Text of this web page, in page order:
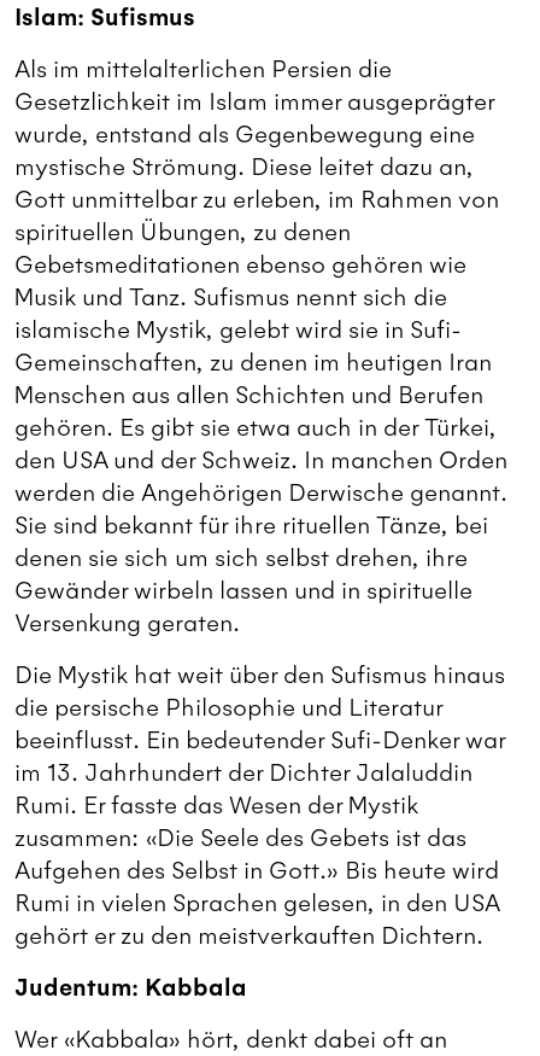
Islam: Sufismus
Als im mittelalterlichen Persien die
Gesetzlichkeit im Islam immer ausgeprägter
wurde, entstand als Gegenbewegung eine
mystische Strömung. Diese leitet dazu an,
Gott unmittelbar zu erleben, im Rahmen von
spirituellen Übungen, zu denen
Gebetsmeditationen ebenso gehören wie
Musik und Tanz. Sufismus nennt sich die
islamische Mystik, gelebt wird sie in Sufi-
Gemeinschaften, zu denen im heutigen Iran
Menschen aus allen Schichten und Berufen
gehören. Es gibt sie etwa auch in der Türkei,
den USA und der Schweiz. In manchen Orden
werden die Angehörigen Derwische genannt.
Sie sind bekannt für ihre rituellen Tänze, bei
denen sie sich um sich selbst drehen, ihre
Gewänder wirbeln lassen und in spirituelle
Versenkung geraten.
Die Mystik hat weit über den Sufismus hinaus
die persische Philosophie und Literatur
beeinflusst. Ein bedeutender Sufi-Denker war
im 13. Jahrhundert der Dichter Jalaluddin
Rumi. Er fasste das Wesen der Mystik
zusammen: «Die Seele des Gebets ist das
Aufgehen des Selbst in Gott.» Bis heute wird
Rumi in vielen Sprachen gelesen, in den USA
gehört er zu den meistverkauften Dichtern.
Judentum: Kabbala
Wer «Kabbala» hört, denkt dabei oft an